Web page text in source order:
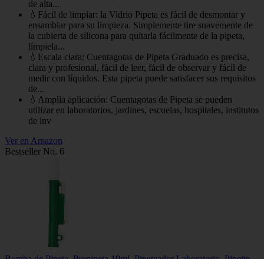
de alta...
💧Fácil de limpiar: la Vidrio Pipeta es fácil de desmontar y
ensamblar para su limpieza. Simplemente tire suavemente de
la cubierta de silicona para quitarla fácilmente de la pipeta,
límpiela...
💧Escala clara: Cuentagotas de Pipeta Graduado es precisa,
clara y profesional, fácil de leer, fácil de observar y fácil de
medir con líquidos. Esta pipeta puede satisfacer sus requisitos
de...
💧Amplia aplicación: Cuentagotas de Pipeta se pueden
utilizar en laboratorios, jardines, escuelas, hospitales, institutos
de inv
Ver en Amazon
Bestseller No. 6